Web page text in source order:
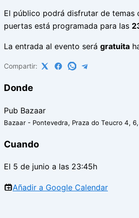
El público podrá disfrutar de temas
puertas está programada para las
La entrada al evento será gratuita
Compartir:
Donde
Pub Bazaar
Bazaar - Pontevedra, Praza do Teucro 4,
Cuando
El 5 de junio a las 23:45h
Añadir a Google Calendar